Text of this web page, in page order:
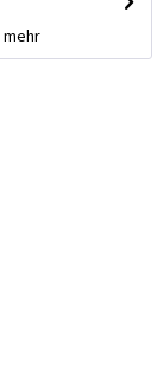
mehr